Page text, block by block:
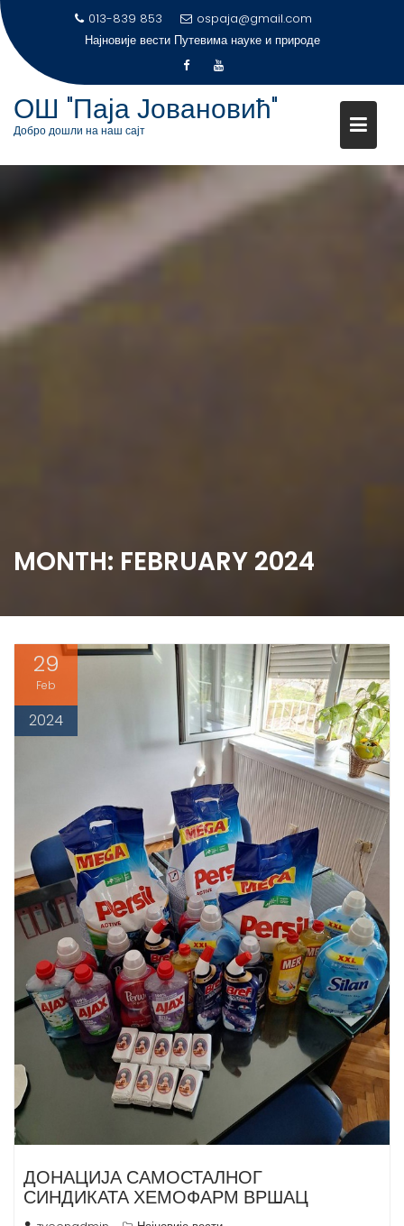
S
k
o
013-839 853 ospaja@gmail.com Најновије вести
ОШ "Паја Јовановић"
Добро дошли на наш сајт
29
Feb
СИНДИКАТА ХЕМОФАРМ ВРШАЦ
zveenadmin Најновије вести